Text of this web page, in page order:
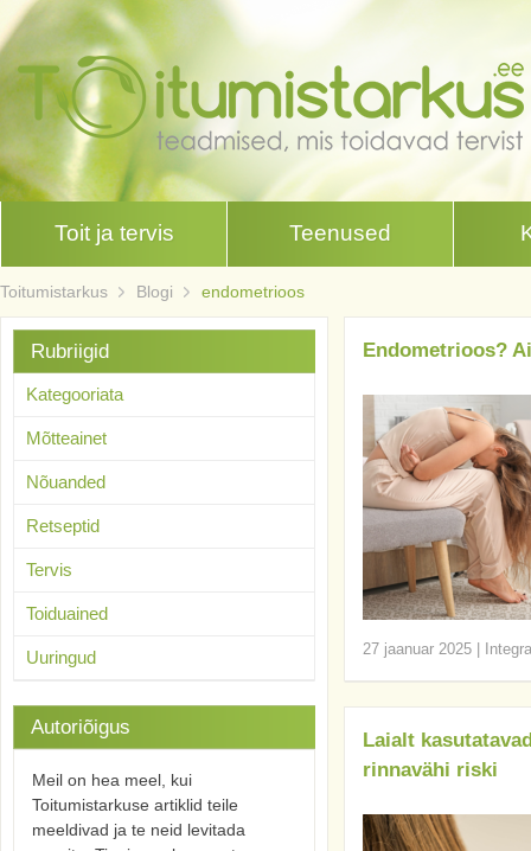
Toit ja tervis Teenused
Toitumistarkus Blogi endometrioos
Endometrioos?
27 jaanuar 2025
Laialt
rinnavähi riski
Rubriigid
Kategooriata
Mõtteainet
Nõuanded
Retseptid
Tervis
Toiduained
Uuringud
Autoriõigus
Meil on hea meel, kui
Toitumistarkuse artiklid teile
meeldivad ja te neid levitada